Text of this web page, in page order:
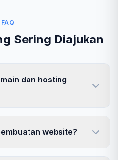
FAQ
Sering Diajukan
dan hosting
website?